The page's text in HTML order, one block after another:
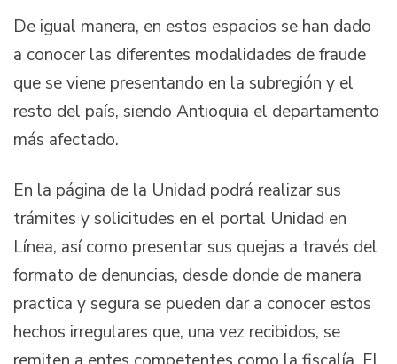
De igual manera, en estos espacios se han dado
a conocer las diferentes modalidades de fraude
que se viene presentando en la subregión y el
resto del país, siendo Antioquia el departamento
más afectado.
En la página de la Unidad podrá realizar sus
trámites y solicitudes en el portal Unidad en
Línea, así como presentar sus quejas a través del
formato de denuncias, desde donde de manera
practica y segura se pueden dar a conocer estos
hechos irregulares que, una vez recibidos, se